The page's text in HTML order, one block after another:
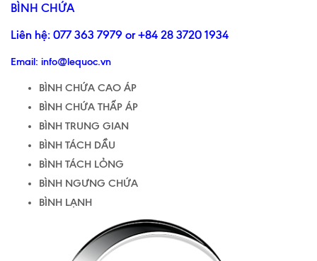
BÌNH CHỨA
Liên hệ: 077 363 7979 or +84 28 3720 1934
Email: info@lequoc.vn
BÌNH CHỨA CAO ÁP
BÌNH CHỨA THẤP ÁP
BÌNH TRUNG GIAN
BÌNH TÁCH DẦU
BÌNH TÁCH LỎNG
BÌNH NGƯNG CHỨA
BÌNH LẠNH